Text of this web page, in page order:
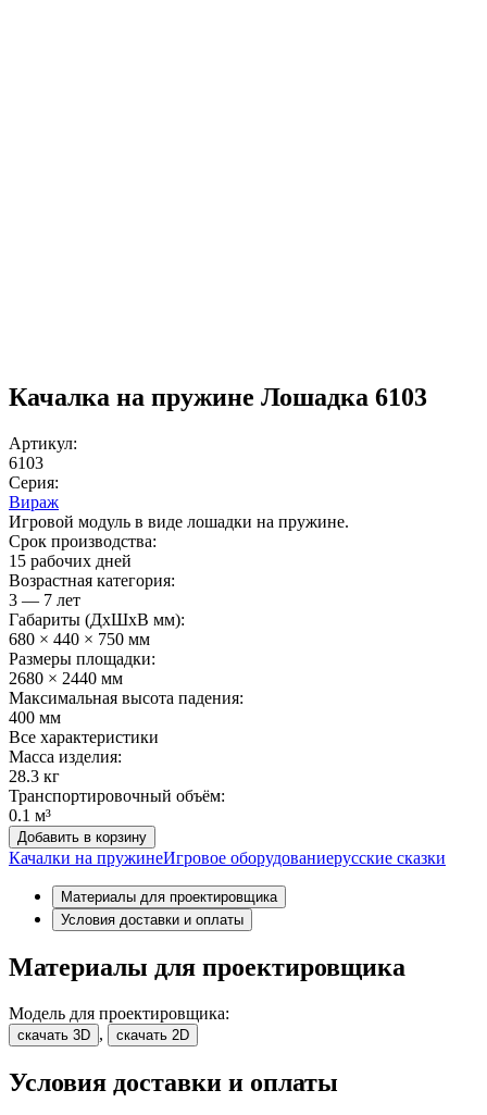
Качалка на пружине Лошадка 6103
Артикул:
6103
Серия:
Вираж
Игровой модуль в виде лошадки на пружине.
Срок производства:
15 рабочих дней
Возрастная категория:
3 — 7 лет
Габариты (ДхШxВ мм):
680 × 440 × 750 мм
Размеры площадки:
2680 × 2440 мм
Максимальная высота падения:
400 мм
Все характеристики
Масса изделия:
28.3 кг
Транспортировочный объём:
0.1 м³
Добавить в корзину
Качалки на пружинеИгровое оборудованиерусские сказки
Материалы для проектировщика
Условия доставки и оплаты
Материалы для проектировщика
Модель для проектировщика:
скачать 3D , скачать 2D
Условия доставки и оплаты